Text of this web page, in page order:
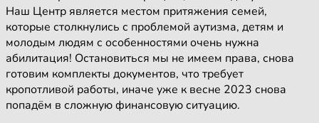
Наш Центр является местом притяжения семей,
которые столкнулись с проблемой аутизма, детям и
молодым людям с особенностями очень нужна
абилитация! Остановиться мы не имеем права, снова
готовим комплекты документов, что требует
кропотливой работы, иначе уже к весне 2023 снова
попадём в сложную финансовую ситуацию.